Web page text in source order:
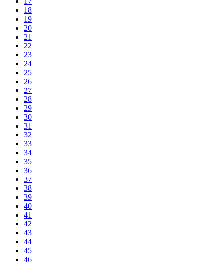
18
19
20
21
22
23
24
25
26
27
28
29
30
31
32
33
34
35
36
37
38
39
40
41
42
43
44
45
46